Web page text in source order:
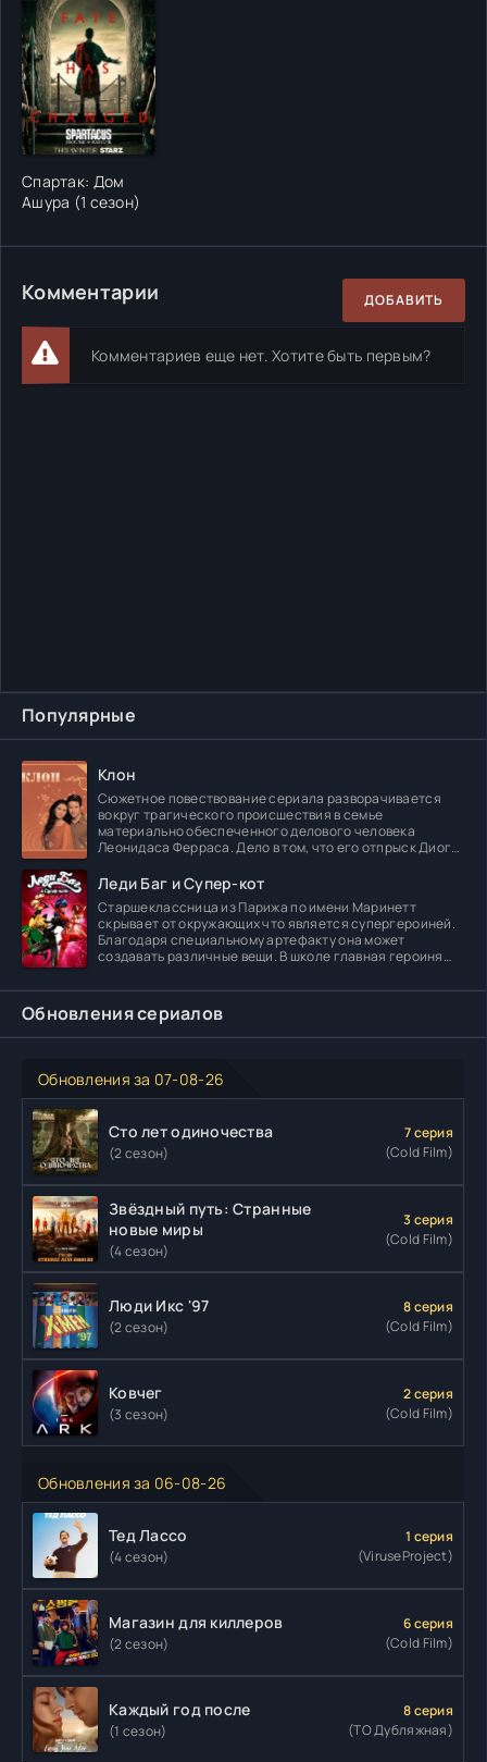
Популярные
Клон
Сюжетное повествование сериала разворачивается
вокруг трагического происшествия в семье
материально обеспеченного делового человека
Леонидаса Ферраса. Дело в том, что его отпрыск Диога
Леди Баг и Супер-кот
Старшеклассница из Парижа по имени Маринетт
скрывает от окружающих что является супергероиней.
Благодаря специальному артефакту она может
создавать различные вещи. В школе главная героиня
Обновления сериалов
Обновления за 07-08-26
Сто лет одиночества
(2 сезон)
7 серия
(Cold Film)
Звёздный путь: Странные
новые миры
(4 сезон)
3 серия
(Cold Film)
Люди Икс '97
(2 сезон)
8 серия
(Cold Film)
Ковчег
(3 сезон)
2 серия
(Cold Film)
Обновления за 06-08-26
Тед Лассо
(4 сезон)
1 серия
(ViruseProject)
Магазин для киллеров
(2 сезон)
6 серия
(Cold Film)
Каждый год после
(1 сезон)
8 серия
(ТО Дубляжная)
Спартак: Дом
Ашура (1 сезон)
Комментарии ДОБАВИТЬ
Комментариев еще нет. Хотите быть первым?